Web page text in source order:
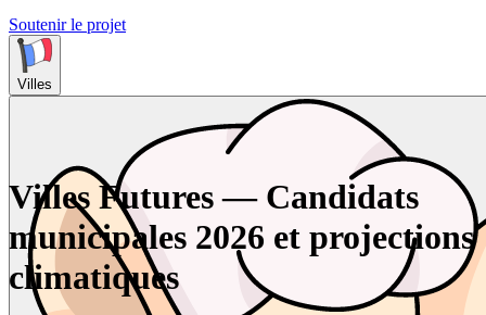
Soutenir le projet
Villes
Villes Futures — Candidats
municipales 2026 et projections
climatiques